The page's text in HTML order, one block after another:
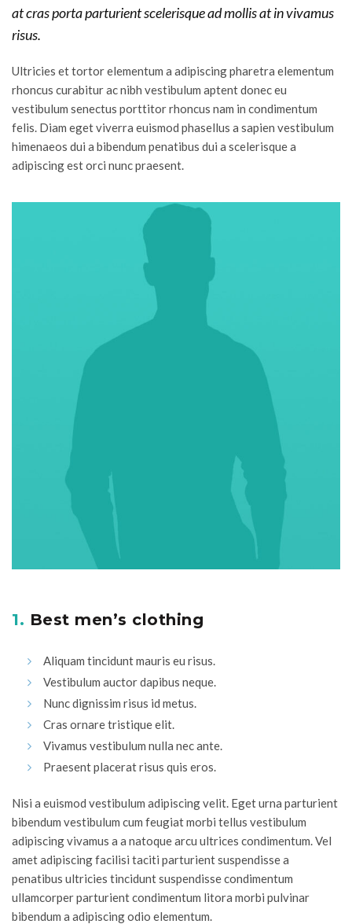
at cras porta parturient scelerisque ad mollis at in vivamus
risus.
Ultricies et tortor elementum a adipiscing pharetra elementum
rhoncus curabitur ac nibh vestibulum aptent donec eu
vestibulum senectus porttitor rhoncus nam in condimentum
felis. Diam eget viverra euismod phasellus a sapien vestibulum
himenaeos dui a bibendum penatibus dui a scelerisque a
adipiscing est orci nunc praesent.
1. Best men’s clothing
Aliquam tincidunt mauris eu risus.
Vestibulum auctor dapibus neque.
Nunc dignissim risus id metus.
Cras ornare tristique elit.
Vivamus vestibulum nulla nec ante.
Praesent placerat risus quis eros.
Nisi a euismod vestibulum adipiscing velit. Eget urna parturient
bibendum vestibulum cum feugiat morbi tellus vestibulum
adipiscing vivamus a a natoque arcu ultrices condimentum. Vel
amet adipiscing facilisi taciti parturient suspendisse a
penatibus ultricies tincidunt suspendisse condimentum
ullamcorper parturient condimentum litora morbi pulvinar
bibendum a adipiscing odio elementum.